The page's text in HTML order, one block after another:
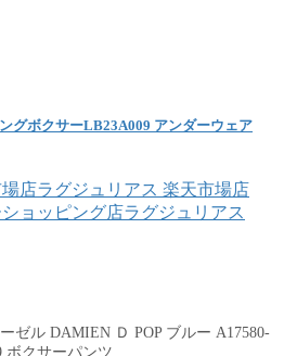
グボクサーLB23A009 アンダーウェア
ラグジュリアス 楽天市場店
ラグジュリアス
ゼル DAMIEN Ｄ POP ブルー A17580-
ボクサーパンツ